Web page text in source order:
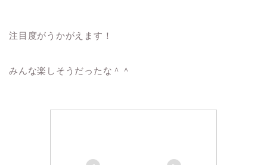
注目度がうかがえます！
みんな楽しそうだったな＾＾